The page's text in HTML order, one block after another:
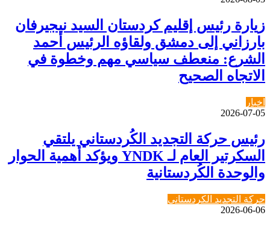
زيارة رئيس إقليم كردستان السيد نيجيرفان
بارزاني إلى دمشق ولقاؤه الرئيس أحمد
الشرع: منعطف سياسي مهم وخطوة في
الاتجاه الصحيح
اخبار
2026-07-05
رئيس حركة التجديد الكُردستاني يلتقي
السكرتير العام لـ YNDK ويؤكد أهمية الحوار
والوحدة الكُردستانية
حركة التجديد الكردستاني
2026-06-06